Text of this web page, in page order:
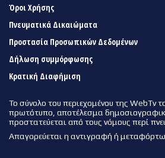
Όροι Χρήσης
Πνευματικά Δικαιώματα
Προστασία Προσωπικών Δεδομένων
Δήλωση συμμόρφωσης
Κρατική Διαφήμιση
Το σύνολο του περιεχομένου της WebTv
πρωτότυπο, αποτέλεσμα
προστατεύεται από τους νόμους περί
Απαγορεύεται η αντιγραφή ή